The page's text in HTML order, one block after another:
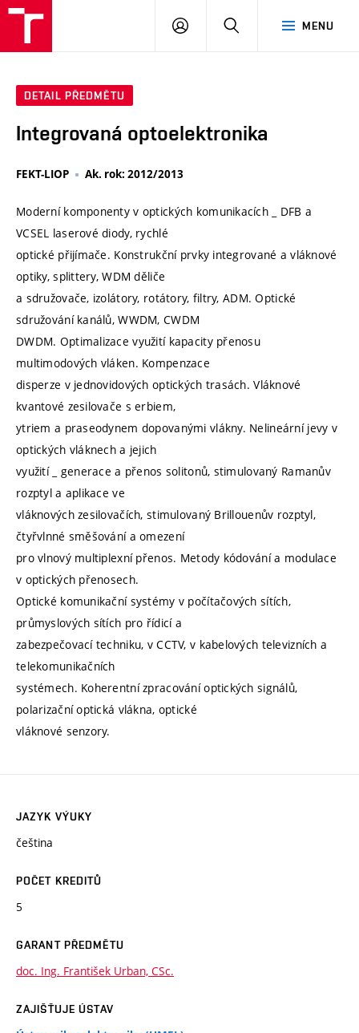
MENU
PŘIHLÁSIT
DETAIL PŘEDMĚTU
Integrovaná optoelektronika
FEKT-LIOP Ak. rok: 2012/2013
Moderní komponenty v optických komunikacích _ DFB a
VCSEL laserové diody, rychlé
optické přijímače. Konstrukční prvky integrované a vláknové
optiky, splittery, WDM děliče
a sdružovače, izolátory, rotátory, filtry, ADM. Optické
sdružování kanálů, WWDM, CWDM
DWDM. Optimalizace využití kapacity přenosu
multimodových vláken. Kompenzace
disperze v jednovidových optických trasách. Vláknové
kvantové zesilovače s erbiem,
ytriem a praseodynem dopovanými vlákny. Nelineární jevy v
optických vláknech a jejich
využití _ generace a přenos solitonů, stimulovaný Ramanův
rozptyl a aplikace ve
vláknových zesilovačích, stimulovaný Brillouenův rozptyl,
čtyřvlnné směšování a omezení
pro vlnový multiplexní přenos. Metody kódování a modulace
v optických přenosech.
Optické komunikační systémy v počítačových sítích,
průmyslových sítích pro řídicí a
zabezpečovací techniku, v CCTV, v kabelových televizních a
telekomunikačních
systémech. Koherentní zpracování optických signálů,
polarizační optická vlákna, optické
vláknové senzory.
JAZYK VÝUKY
čeština
POČET KREDITŮ
5
GARANT PŘEDMĚTU
doc. Ing. František Urban, CSc.
ZAJIŠŤUJE ÚSTAV